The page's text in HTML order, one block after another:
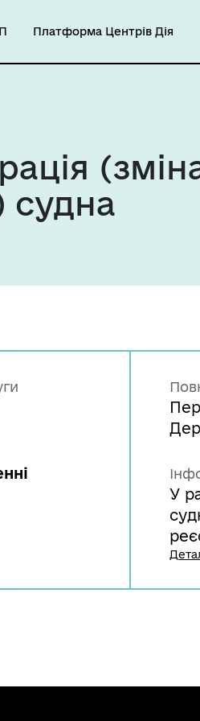
Платформа Центрів Дія
судна
У